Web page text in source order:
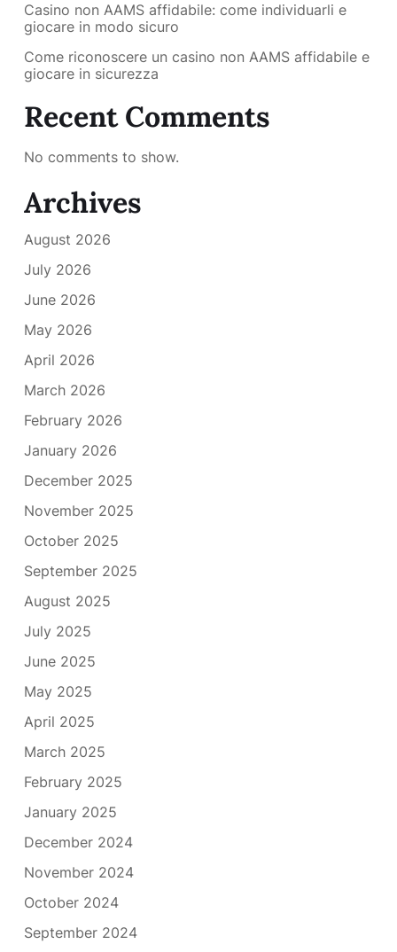
Casino non AAMS affidabile: come individuarli e
giocare in modo sicuro
Come riconoscere un casino non AAMS affidabile e
giocare in sicurezza
Recent Comments
No comments to show.
Archives
August 2026
July 2026
June 2026
May 2026
April 2026
March 2026
February 2026
January 2026
December 2025
November 2025
October 2025
September 2025
August 2025
July 2025
June 2025
May 2025
April 2025
March 2025
February 2025
January 2025
December 2024
November 2024
October 2024
September 2024